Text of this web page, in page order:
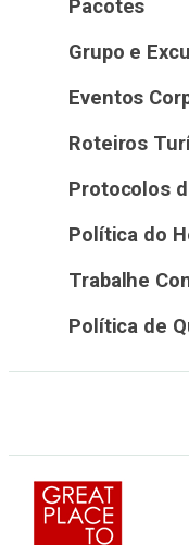
Pacotes
Grupo e
Eventos
Roteiros
Protocolos
Política do
Trabalhe
Política de